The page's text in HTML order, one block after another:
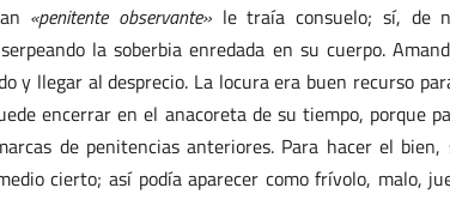
«penitente observante» le traía consuelo; sí, de
la soberbia enredada en su cuerpo.
y llegar al desprecio. La locura era buen recurso
encerrar en el anacoreta de su tiempo, porque
de penitencias anteriores. Para hacer el
cierto; así podía aparecer como frívolo, malo,